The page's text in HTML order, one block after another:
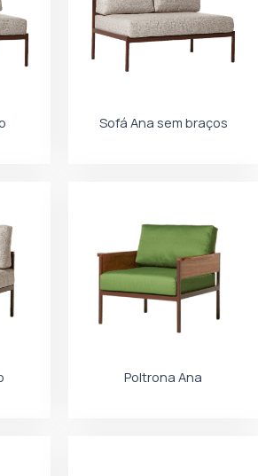
Sofá Ana sem braços
Poltrona Ana